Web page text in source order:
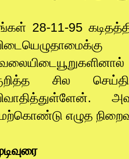
28-11-95
சில
எழுத